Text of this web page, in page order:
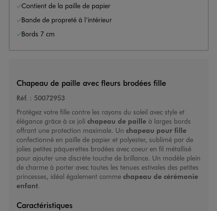
Contient de la paille de papier
Bande de propreté à l’intérieur
Bords 7 cm
Chapeau de paille avec fleurs brodées fille
Réf. : 50072953
Protégez votre fille contre les rayons du soleil avec style et
élégance grâce à ce joli chapeau de pailleà larges bords
offrant une protection maximale. Un chapeau pour fille
confectionné en paille de papier et polyester, sublimé par de
jolies petites pâquerettes brodées avec coeur en fil métallisé
pour ajouter une discrète touche de brillance. Un modèle plein
de charme à porter avec toutes les tenues estivales des petites
princesses, idéal également comme chapeau de cérémonie
enfant.
Caractéristiques